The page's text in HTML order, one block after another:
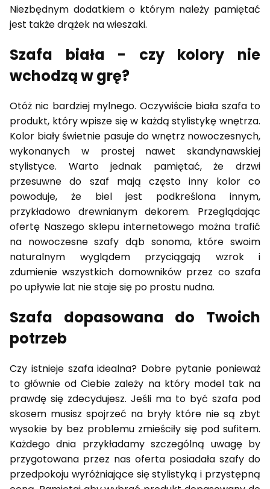
Niezbędnym dodatkiem o którym należy pamiętać
jest także drążek na wieszaki.
Szafa biała - czy kolory nie
wchodzą w grę?
Otóż nic bardziej mylnego. Oczywiście biała szafa to
produkt, który wpisze się w każdą stylistykę wnętrza.
Kolor biały świetnie pasuje do wnętrz nowoczesnych,
wykonanych w prostej nawet skandynawskiej
stylistyce. Warto jednak pamiętać, że drzwi
przesuwne do szaf mają często inny kolor co
powoduje, że biel jest podkreślona innym,
przykładowo drewnianym dekorem. Przeglądając
ofertę Naszego sklepu internetowego można trafić
na nowoczesne szafy dąb sonoma, które swoim
naturalnym wyglądem przyciągają wzrok i
zdumienie wszystkich domowników przez co szafa
po upływie lat nie staje się po prostu nudna.
Szafa dopasowana do Twoich
potrzeb
Czy istnieje szafa idealna? Dobre pytanie ponieważ
to głównie od Ciebie zależy na który model tak na
prawdę się zdecydujesz. Jeśli ma to być szafa pod
skosem musisz spojrzeć na bryły które nie są zbyt
wysokie by bez problemu zmieściły się pod sufitem.
Każdego dnia przykładamy szczególną uwagę by
przygotowana przez nas oferta posiadała szafy do
przedpokoju wyróżniające się stylistyką i przystępną